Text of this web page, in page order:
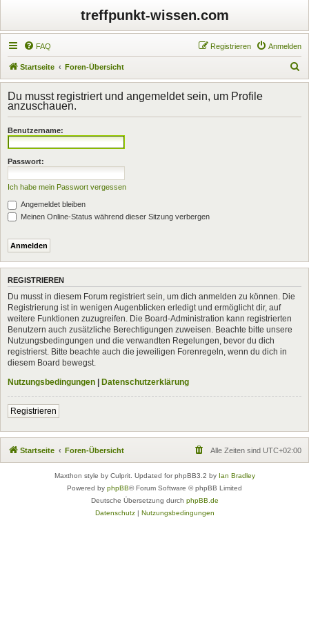
treffpunkt-wissen.com
FAQ Anmelden
Registrieren
Startseite Foren-Übersicht
u
h
Du musst registriert und angemeldet sein, um Profile
anzuschauen.
Benutzername:
Passwort:
Ich habe mein Passwort vergessen
Angemeldet bleiben
Meinen Online-Status während dieser Sitzung verbergen
REGISTRIEREN
Du musst in diesem Forum registriert sein, um dich anmelden zu können. Die
Registrierung ist in wenigen Augenblicken erledigt und ermöglicht dir, auf
weitere Funktionen zuzugreifen. Die Board-Administration kann registrierten
Benutzern auch zusätzliche Berechtigungen zuweisen. Beachte bitte unsere
Nutzungsbedingungen und die verwandten Regelungen, bevor du dich
registrierst. Bitte beachte auch die jeweiligen Forenregeln, wenn du dich in
diesem Board bewegst.
Nutzungsbedingungen | Datenschutzerklärung
Registrieren
Startseite Foren-Übersicht Alle Zeiten sind UTC+02:00
Maxthon style by Culprit. Updated for phpBB3.2 by Ian Bradley
Powered by phpBB® Forum Software © phpBB Limited
Deutsche Übersetzung durch phpBB.de
Datenschutz| Nutzungsbedingungen